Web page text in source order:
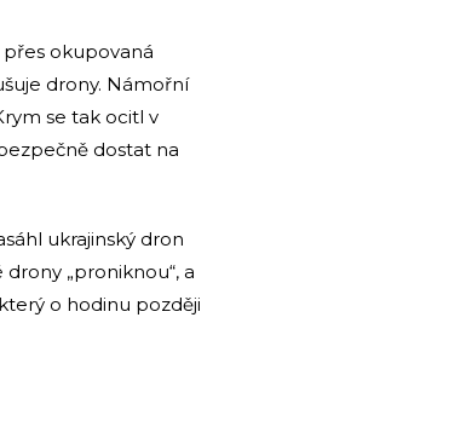
okupovaná
drony. Námořní
se tak ocitl v
dostat na
ukrajinský dron
„proniknou“, a
o hodinu později